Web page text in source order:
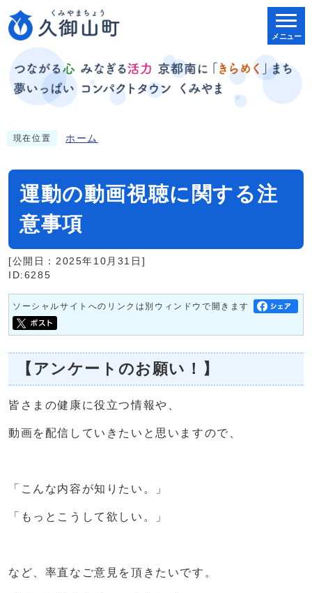
メニュー
現在位置 ホーム
運動の動画視聴に関する注
意事項
[公開日：2025年10月31日]
ID:6285
ソーシャルサイトへのリンクは別ウィンドウで開きます
【アンケートのお願い！】
皆さまの健康に役立つ情報や、
動画を配信していきたいと思いますので、
「こんな内容が知りたい。」
「もっとこうして欲しい。」
など、率直なご意見を頂きたいです。